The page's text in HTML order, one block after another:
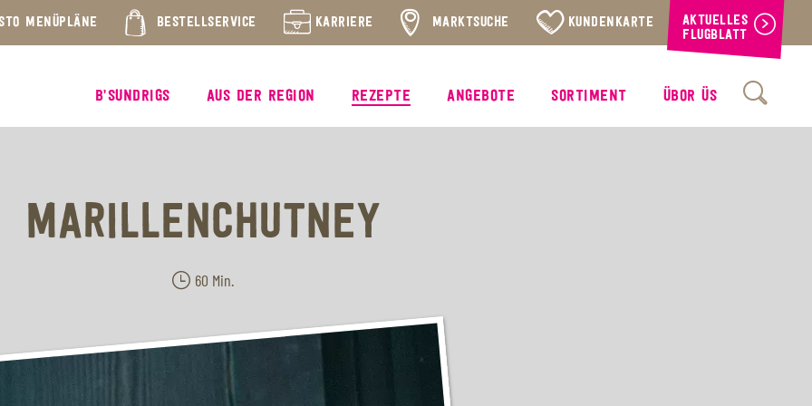
MENÜPLÄNE BESTELLSERVICE KARRIERE MARKTSUCHE KUNDENKARTE
AKTUELLES
FLUGBLATT
B’SUNDRIGS AUS DER REGION REZEPTE ANGEBOTE SORTIMENT ÜBOR ÜS
MARILLENCHUTNEY
60 Min.